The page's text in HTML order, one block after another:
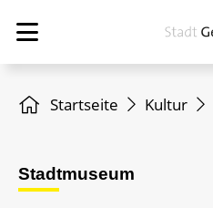
Startseite Kultur
Stadtmuseum